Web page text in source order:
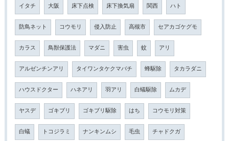
イタチ 大阪 床下点検 床下換気扇 関西 ハト
防鳥ネット コウモリ 侵入防止 高槻市 セアカゴケグモ
カラス 鳥獣保護法 マダニ 害虫 蚊 アリ
アルゼンチンアリ タイワンタケクマバチ 蜂駆除 タカラダニ
ハウスドクター ハネアリ 羽アリ 白蟻駆除 ムカデ
ヤスデ ゴキブリ ゴキブリ駆除 はち コウモリ対策
白蟻 トコジラミ ナンキンムシ 毛虫 チャドクガ